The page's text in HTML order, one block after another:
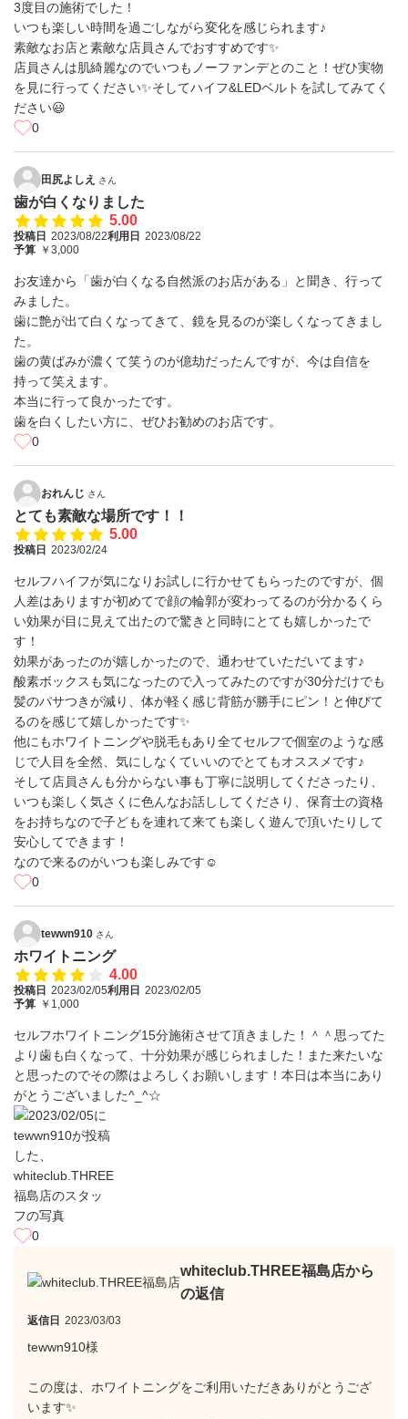
3度目の施術でした！
いつも楽しい時間を過ごしながら変化を感じられます♪
素敵なお店と素敵な店員さんでおすすめです✨
店員さんは肌綺麗なのでいつもノーファンデとのこと！ぜひ実物
を見に行ってください✨そしてハイフ&LEDベルトを試してみてく
ださい😃
0
田尻よしえ さん
歯が白くなりました
5.00
投稿日 2023/08/22利用日 2023/08/22
予算 ￥3,000
お友達から「歯が白くなる自然派のお店がある」と聞き、行って
みました。
歯に艶が出て白くなってきて、鏡を見るのが楽しくなってきまし
た。
歯の黄ばみが濃くて笑うのが億劫だったんですが、今は自信を
持って笑えます。
本当に行って良かったです。
歯を白くしたい方に、ぜひお勧めのお店です。
0
おれんじ さん
とても素敵な場所です！！
5.00
投稿日 2023/02/24
セルフハイフが気になりお試しに行かせてもらったのですが、個
人差はありますが初めてで顔の輪郭が変わってるのが分かるくら
い効果が目に見えて出たので驚きと同時にとても嬉しかったで
す！
効果があったのが嬉しかったので、通わせていただいてます♪
酸素ボックスも気になったので入ってみたのですが30分だけでも
髪のパサつきが減り、体が軽く感じ背筋が勝手にピン！と伸びて
るのを感じて嬉しかったです✨
他にもホワイトニングや脱毛もあり全てセルフで個室のような感
じで人目を全然、気にしなくていいのでとてもオススメです♪
そして店員さんも分からない事も丁寧に説明してくださったり、
いつも楽しく気さくに色んなお話ししてくださり、保育士の資格
をお持ちなので子どもを連れて来ても楽しく遊んで頂いたりして
安心してできます！
なので来るのがいつも楽しみです☺️
0
tewwn910 さん
ホワイトニング
4.00
投稿日 2023/02/05利用日 2023/02/05
予算 ￥1,000
セルフホワイトニング15分施術させて頂きました！＾＾思ってた
より歯も白くなって、十分効果が感じられました！また来たいな
と思ったのでその際はよろしくお願いします！本日は本当にあり
がとうございました^_^☆
0
whiteclub.THREE福島店から
の返信
返信日 2023/03/03
tewwn910様
この度は、ホワイトニングをご利用いただきありがとうござ
います✨